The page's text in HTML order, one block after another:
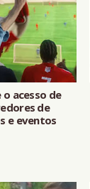
acesso de
de
e eventos